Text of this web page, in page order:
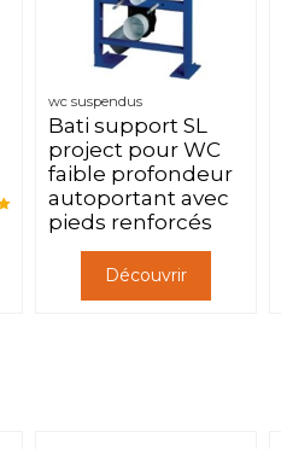
wc suspendus
Bati support SL
project pour WC
faible profondeur
autoportant avec
pieds renforcés
Découvrir